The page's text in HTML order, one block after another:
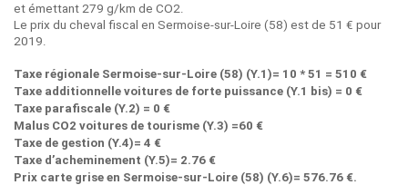
et émettant 279 g/km de CO2.
Le prix du cheval fiscal en Sermoise-sur-Loire (58) est de 51 € pour
2019.
Taxe régionale Sermoise-sur-Loire (58) (Y.1)= 10 * 51 = 510 €
Taxe additionnelle voitures de forte puissance (Y.1 bis) = 0 €
Taxe parafiscale (Y.2) = 0 €
Malus CO2 voitures de tourisme (Y.3) =60 €
Taxe de gestion (Y.4)= 4 €
Taxe d’acheminement (Y.5)= 2.76 €
Prix carte grise en Sermoise-sur-Loire (58) (Y.6)= 576.76 €.